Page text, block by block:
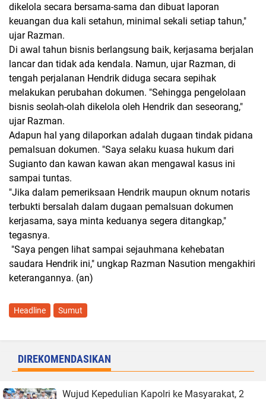
dikelola secara bersama-sama dan dibuat laporan
keuangan dua kali setahun, minimal sekali setiap tahun,"
ujar Razman.
Di awal tahun bisnis berlangsung baik, kerjasama berjalan
lancar dan tidak ada kendala. Namun, ujar Razman, di
tengah perjalanan Hendrik diduga secara sepihak
melakukan perubahan dokumen. "Sehingga pengelolaan
bisnis seolah-olah dikelola oleh Hendrik dan seseorang,"
ujar Razman.
Adapun hal yang dilaporkan adalah dugaan tindak pidana
pemalsuan dokumen. "Saya selaku kuasa hukum dari
Sugianto dan kawan kawan akan mengawal kasus ini
sampai tuntas.
"Jika dalam pemeriksaan Hendrik maupun oknum notaris
terbukti bersalah dalam dugaan pemalsuan dokumen
kerjasama, saya minta keduanya segera ditangkap,"
tegasnya.
"Saya pengen lihat sampai sejauhmana kehebatan
saudara Hendrik ini," ungkap Razman Nasution mengakhiri
keterangannya. (an)
Headline Sumut
DIREKOMENDASIKAN
Wujud Kepedulian Kapolri ke Masyarakat, 2